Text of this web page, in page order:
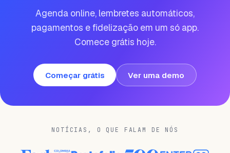
Agenda online, lembretes automáticos,
pagamentos e fidelização em um só app.
Comece grátis hoje.
Começar grátis Ver uma demo
NOTÍCIAS, O QUE FALAM DE NÓS